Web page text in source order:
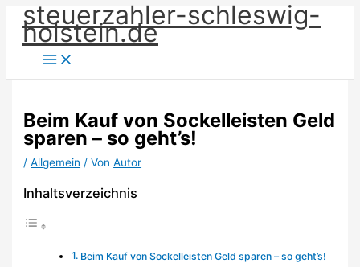
Zum
Inhalt
springen
steuerzahler-schleswig-
holstein.de
Beim Kauf von Sockelleisten Geld
sparen – so geht’s!
/Allgemein / VonAutor
Inhaltsverzeichnis
Beim Kauf von Sockelleisten Geld sparen – so geht’s!